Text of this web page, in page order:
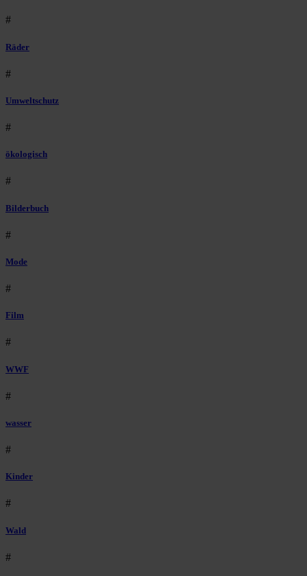
#
Räder
#
Umweltschutz
#
ökologisch
#
Bilderbuch
#
Mode
#
Film
#
WWF
#
wasser
#
Kinder
#
Wald
#